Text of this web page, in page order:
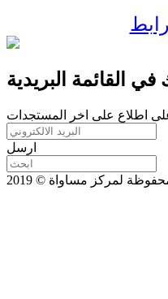
في القائمة البريدية
على اطلاع على اخر المستجدات
ارسل
لمركز مساواة © 2019